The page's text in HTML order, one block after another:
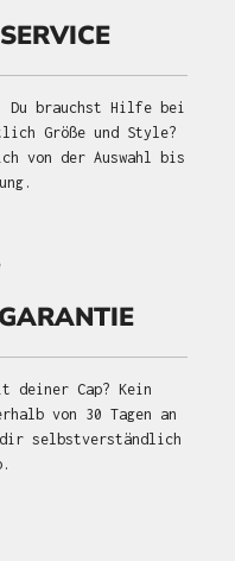
Du brauchst Hilfe bei
Größe und Style?
von der Auswahl bis
deiner Cap? Kein
von 30 Tagen an
selbstverständlich